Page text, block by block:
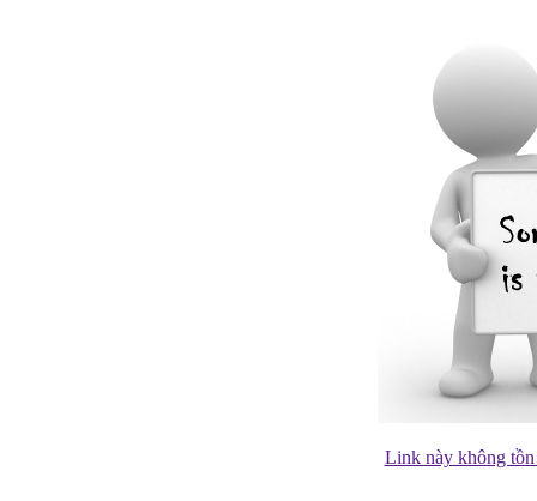
Link này không tồn